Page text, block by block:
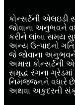
કોન્સર્ટની એલઇડી
જોવાના અનુભવને
કરીને લાંબા સમય
અન્ય ઉત્પાદનો
જે જોવાના
અમારા કોન્સર્ટની
સમૃદ્ધ રંગના
નિમજ્જનને વધારે
અથવા અકુદરતી